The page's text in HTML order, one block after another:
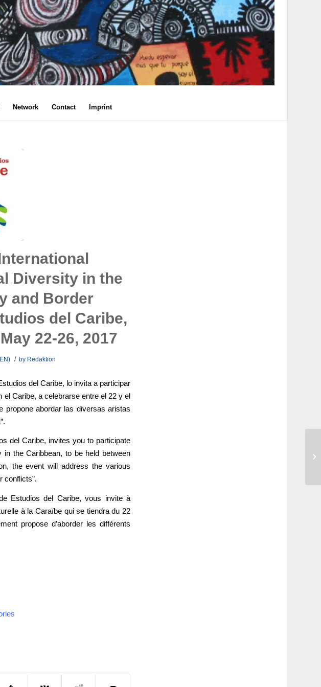
Network Contact Imprint
Diversity in the
and Border
del Caribe,
22-26, 2017
/ by Redaktion
del Caribe, lo invita a participar
el Caribe, a celebrarse entre el 22 y el
propone abordar las diversas aristas
del Caribe, invites you to participate
the Caribbean, to be held between
the event will address the various
conflicts”.
Estudios del Caribe, vous invite à
à la Caraïbe qui se tiendra du 22
propose d’aborder les différents